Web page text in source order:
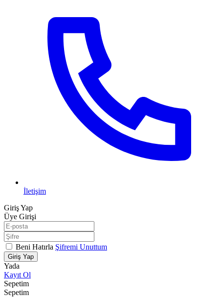
İletişim
Giriş Yap
Üye Girişi
Beni Hatırla Şifremi Unuttum
Giriş Yap
Yada
Kayıt Ol
Sepetim
Sepetim